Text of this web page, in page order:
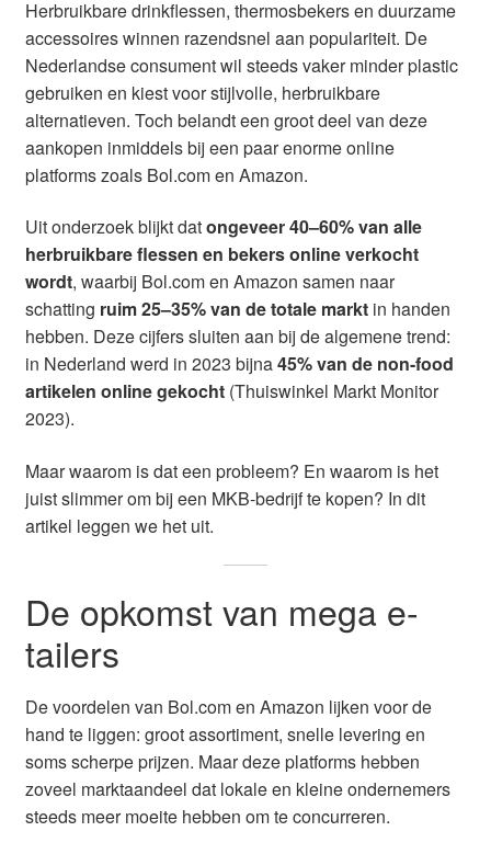
Herbruikbare drinkflessen, thermosbekers en duurzame
accessoires winnen razendsnel aan populariteit. De
Nederlandse consument wil steeds vaker minder plastic
gebruiken en kiest voor stijlvolle, herbruikbare
alternatieven. Toch belandt een groot deel van deze
aankopen inmiddels bij een paar enorme online
platforms zoals Bol.com en Amazon.
Uit onderzoek blijkt datongeveer 40–60% van alle
herbruikbare flessen en bekers online verkocht
wordt, waarbij Bol.com en Amazon samen naar
schatting ruim 25–35% van de totale marktin handen
hebben. Deze cijfers sluiten aan bij de algemene trend:
in Nederland werd in 2023 bijna45% van de non-food
artikelen online gekocht(Thuiswinkel Markt Monitor
2023).
Maar waarom is dat een probleem? En waarom is het
juist slimmer om bij een MKB-bedrijf te kopen? In dit
artikel leggen we het uit.
De opkomst van mega e-
tailers
De voordelen van Bol.com en Amazon lijken voor de
hand te liggen: groot assortiment, snelle levering en
soms scherpe prijzen. Maar deze platforms hebben
zoveel marktaandeel dat lokale en kleine ondernemers
steeds meer moeite hebben om te concurreren.